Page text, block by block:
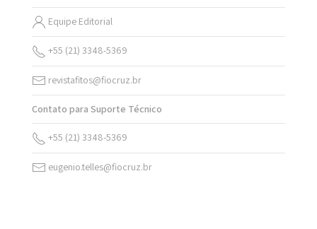
Equipe Editorial
+55 (21) 3348-5369
revistafitos@fiocruz.br
Contato para Suporte Técnico
+55 (21) 3348-5369
eugenio.telles@fiocruz.br